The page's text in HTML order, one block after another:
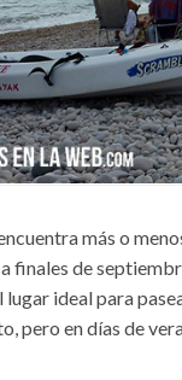
más o
finales de
lugar ideal para
pero en días de